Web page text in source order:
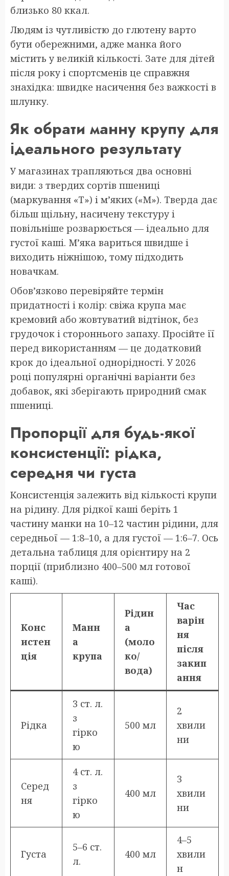
близько 80 ккал.
Людям із чутливістю до глютену варто
бути обережними, адже манка його
містить у великій кількості. Зате для дітей
після року і спортсменів це справжня
знахідка: швидке насичення без важкості в
шлунку.
Як обрати манну крупу для
ідеального результату
У магазинах трапляються два основні
види: з твердих сортів пшениці
(маркування «Т») і м’яких («М»). Тверда дає
більш щільну, насичену текстуру і
повільніше розварюється — ідеально для
густої каші. М’яка вариться швидше і
виходить ніжнішою, тому підходить
новачкам.
Обов’язково перевіряйте термін
придатності і колір: свіжа крупа має
кремовий або жовтуватий відтінок, без
грудочок і стороннього запаху. Просійте її
перед використанням — це додатковий
крок до ідеальної однорідності. У 2026
році популярні органічні варіанти без
добавок, які зберігають природний смак
пшениці.
Пропорції для будь-якої
консистенції: рідка,
середня чи густа
Консистенція залежить від кількості крупи
на рідину. Для рідкої каші беріть 1
частину манки на 10–12 частин рідини, для
середньої — 1:8–10, а для густої — 1:6–7. Ось
детальна таблиця для орієнтиру на 2
порції (приблизно 400–500 мл готової
каші).
Конс
истен
ція
Манн
а
крупа
Рідин
а
(моло
ко/
вода)
Час
варін
ня
після
закип
ання
Рідка
3 ст. л.
з
гірко
ю
500 мл
2
хвили
ни
Серед
ня
4 ст. л.
з
гірко
ю
400 мл
3
хвили
ни
Густа
5–6 ст.
л.
400 мл
4–5
хвили
н